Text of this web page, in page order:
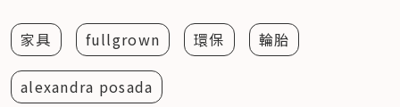
家具 fullgrown 環保 輪胎
alexandra posada